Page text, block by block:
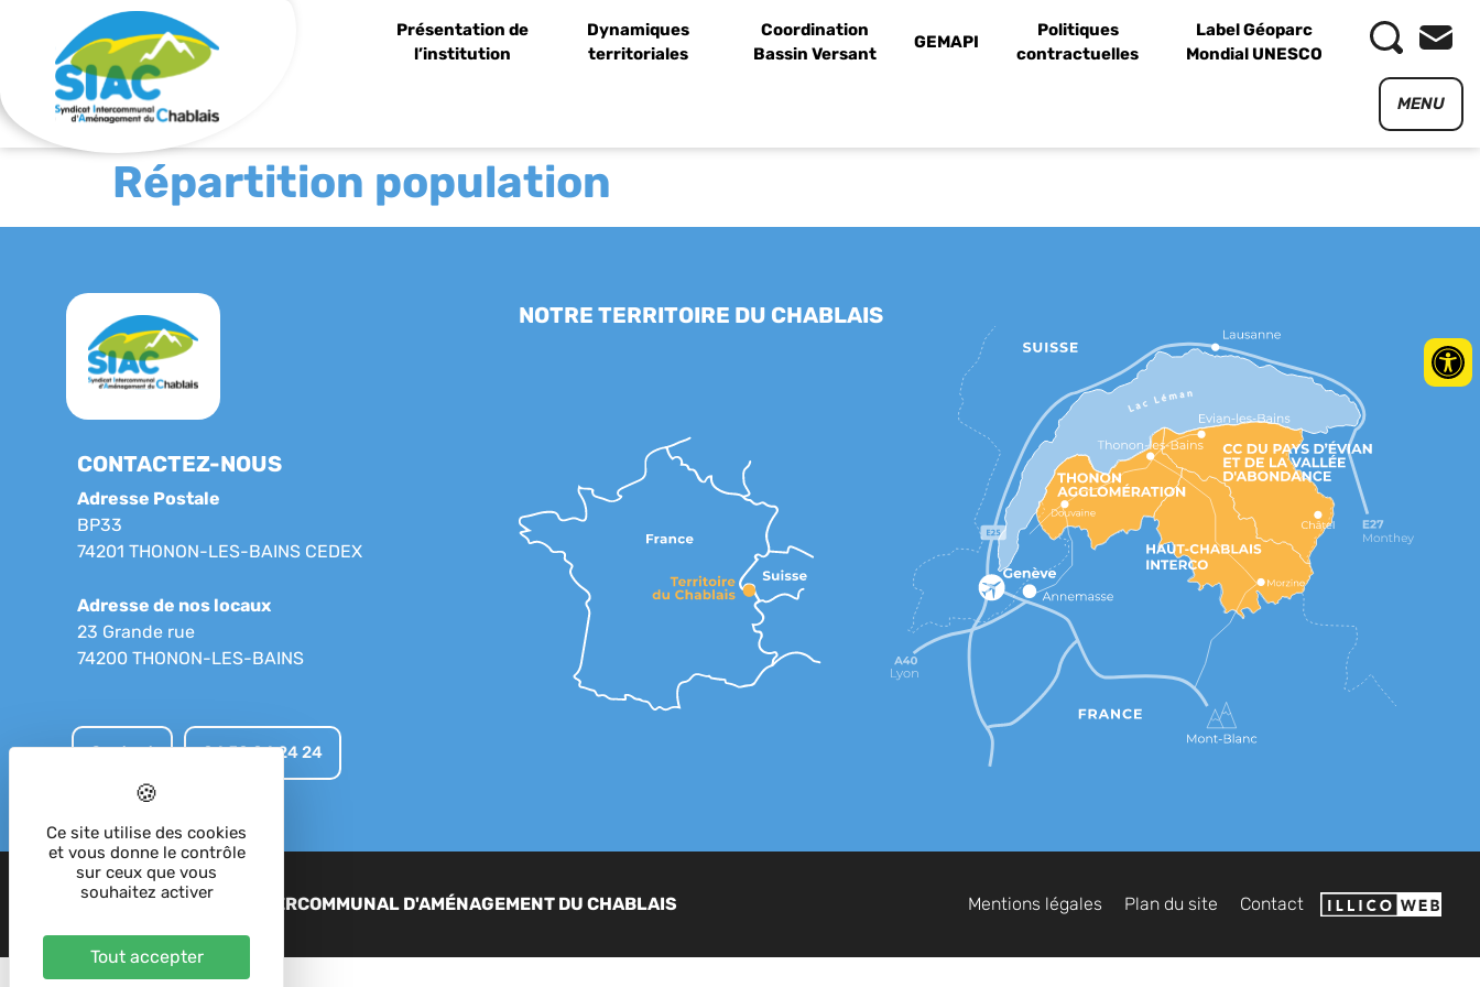
Présentation de
l’institution
Dynamiques
territoriales
Coordination
Bassin Versant
GEMAPI
Politiques
contractuelles
Label Géoparc
Mondial UNESCO
MENU
Répartition population
CONTACTEZ-NOUS
Adresse Postale
BP33
74201 THONON-LES-BAINS CEDEX
Adresse de nos locaux
23 Grande rue
74200 THONON-LES-BAINS
Contact 04 50 04 24 24
NOTRE TERRITOIRE DU CHABLAIS
2023 - SIAC - SYNDICAT INTERCOMMUNAL D'AMÉNAGEMENT DU CHABLAIS Mentions légales Plan du site Contact
Panneau de gestion des cookies
Ce site utilise des cookies
et vous donne le contrôle
sur ceux que vous
souhaitez activer
Tout accepter